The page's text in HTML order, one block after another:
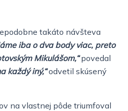
takáto návšteva
iba o dva body viac, preto
Mikulášom,“povedal
každý iný,“odvetil skúsený
na vlastnej pôde triumfoval